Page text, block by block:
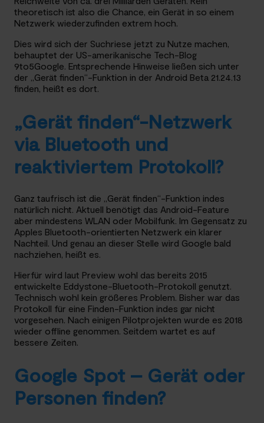
theoretisch ist also die Chance, ein Gerät in so einem
Netzwerk wiederzufinden extrem hoch.
Dies wird sich der Suchriese jetzt zu Nutze machen,
behauptet der US-amerikanische Tech-Blog
9to5Google. Entsprechende Hinweise ließen sich unter
der „Gerät finden“-Funktion in der Android Beta 21.24.13
finden, heißt es dort.
„Gerät finden“-Netzwerk
via Bluetooth und
reaktiviertem Protokoll?
Ganz taufrisch ist die „Gerät finden“-Funktion indes
natürlich nicht. Aktuell benötigt das Android-Feature
aber mindestens WLAN oder Mobilfunk. Im Gegensatz zu
Apples Bluetooth-orientierten Netzwerk ein klarer
Nachteil. Und genau an dieser Stelle wird Google bald
nachziehen, heißt es.
Hierfür wird laut Preview wohl das bereits 2015
entwickelte Eddystone-Bluetooth-Protokoll genutzt.
Technisch wohl kein größeres Problem. Bisher war das
Protokoll für eine Finden-Funktion indes gar nicht
vorgesehen. Nach einigen Pilotprojekten wurde es 2018
wieder offline genommen. Seitdem wartet es auf
bessere Zeiten.
Google Spot – Gerät oder
Personen finden?